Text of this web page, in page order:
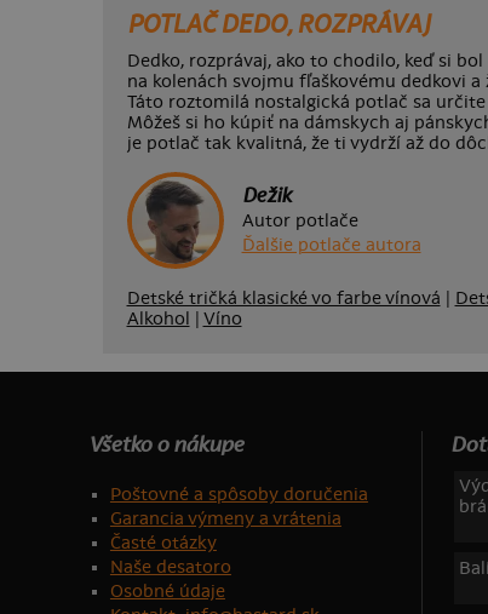
POTLAČ DEDO, ROZPRÁVAJ
Dedko, rozprávaj, ako to chodilo, keď si
na kolenách svojmu fľaškovému dedkovi
Táto roztomilá nostalgická potlač sa
Môžeš si ho kúpiť na dámskych aj
je potlač tak kvalitná, že ti vydrží až do
Dežik
Autor potlače
Ďalšie potlače autora
Detské tričká klasické vo farbe vínová
Alkohol
Víno
Všetko o nákupe
Poštovné a spôsoby doručenia
Garancia výmeny a vrátenia
Časté otázky
Naše desatoro
Osobné údaje